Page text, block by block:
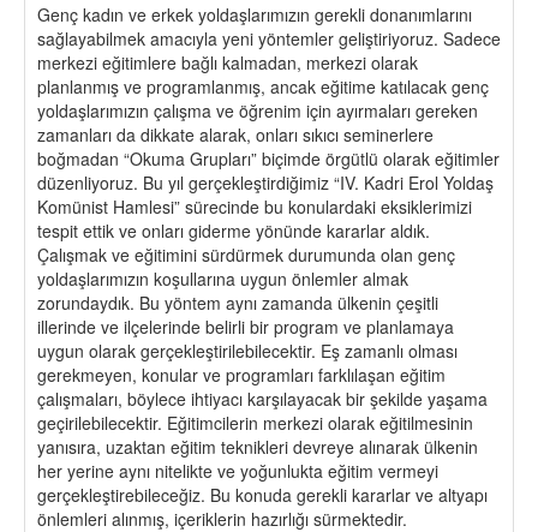
Genç kadın ve erkek yoldaşlarımızın gerekli donanımlarını
sağlayabilmek amacıyla yeni yöntemler geliştiriyoruz. Sadece
merkezi eğitimlere bağlı kalmadan, merkezi olarak
planlanmış ve programlanmış, ancak eğitime katılacak genç
yoldaşlarımızın çalışma ve öğrenim için ayırmaları gereken
zamanları da dikkate alarak, onları sıkıcı seminerlere
boğmadan “Okuma Grupları” biçimde örgütlü olarak eğitimler
düzenliyoruz. Bu yıl gerçekleştirdiğimiz “IV. Kadri Erol Yoldaş
Komünist Hamlesi” sürecinde bu konulardaki eksiklerimizi
tespit ettik ve onları giderme yönünde kararlar aldık.
Çalışmak ve eğitimini sürdürmek durumunda olan genç
yoldaşlarımızın koşullarına uygun önlemler almak
zorundaydık. Bu yöntem aynı zamanda ülkenin çeşitli
illerinde ve ilçelerinde belirli bir program ve planlamaya
uygun olarak gerçekleştirilebilecektir. Eş zamanlı olması
gerekmeyen, konular ve programları farklılaşan eğitim
çalışmaları, böylece ihtiyacı karşılayacak bir şekilde yaşama
geçirilebilecektir. Eğitimcilerin merkezi olarak eğitilmesinin
yanısıra, uzaktan eğitim teknikleri devreye alınarak ülkenin
her yerine aynı nitelikte ve yoğunlukta eğitim vermeyi
gerçekleştirebileceğiz. Bu konuda gerekli kararlar ve altyapı
önlemleri alınmış, içeriklerin hazırlığı sürmektedir.